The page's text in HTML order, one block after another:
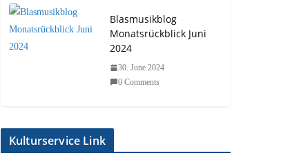
Blasmusikblog
Monatsrückblick Juni
2024
30. June 2024
0 Comments
Kulturservice Link